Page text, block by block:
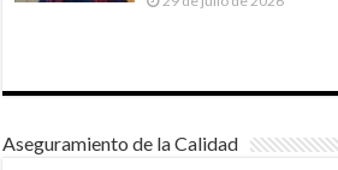
Aseguramiento de la Calidad